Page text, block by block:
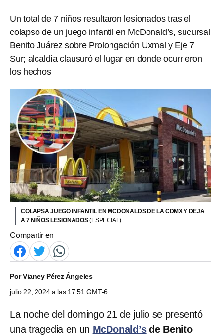
Un total de 7 niños resultaron lesionados tras el
colapso de un juego infantil en McDonald’s, sucursal
Benito Juárez sobre Prolongación Uxmal y Eje 7
Sur; alcaldía clausuró el lugar en donde ocurrieron
los hechos
COLAPSA JUEGO INFANTIL EN MCDONALDS DE LA CDMX Y DEJA
A 7 NIÑOS LESIONADOS(ESPECIAL)
Compartir en
PorVianey Pérez Ángeles
julio 22, 2024 a las 17:51 GMT-6
La noche del domingo 21 de julio se presentó
una tragedia en un McDonald’sde Benito